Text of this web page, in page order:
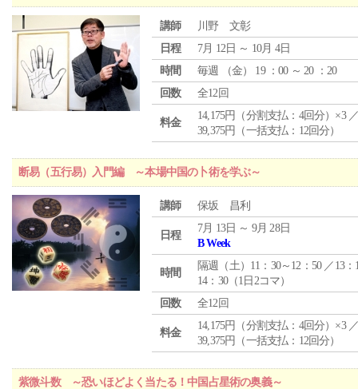
講師
川野 文彰
日程
7月 12日 ～ 10月 4日
時間
毎週 （金） 19 ：00 ～ 20 ：20
回数
全12回
料金
14,175円（分割支払：4回分）×3
39,375円（一括支払：12回分）
断易（五行易）入門編 ～本場中国の卜術を学ぶ～
講師 保坂 昌利
日程
7月 13日 ～ 9月 28日
B Week
時間
隔週（土）11：30～12：50 ／13：
14：30（1日2コマ）
回数
全12回
料金
14,175円（分割支払：4回分）×3
39,375円（一括支払：12回分）
紫微斗数 ～恐いほどよく当たる！中国占星術の奥義～